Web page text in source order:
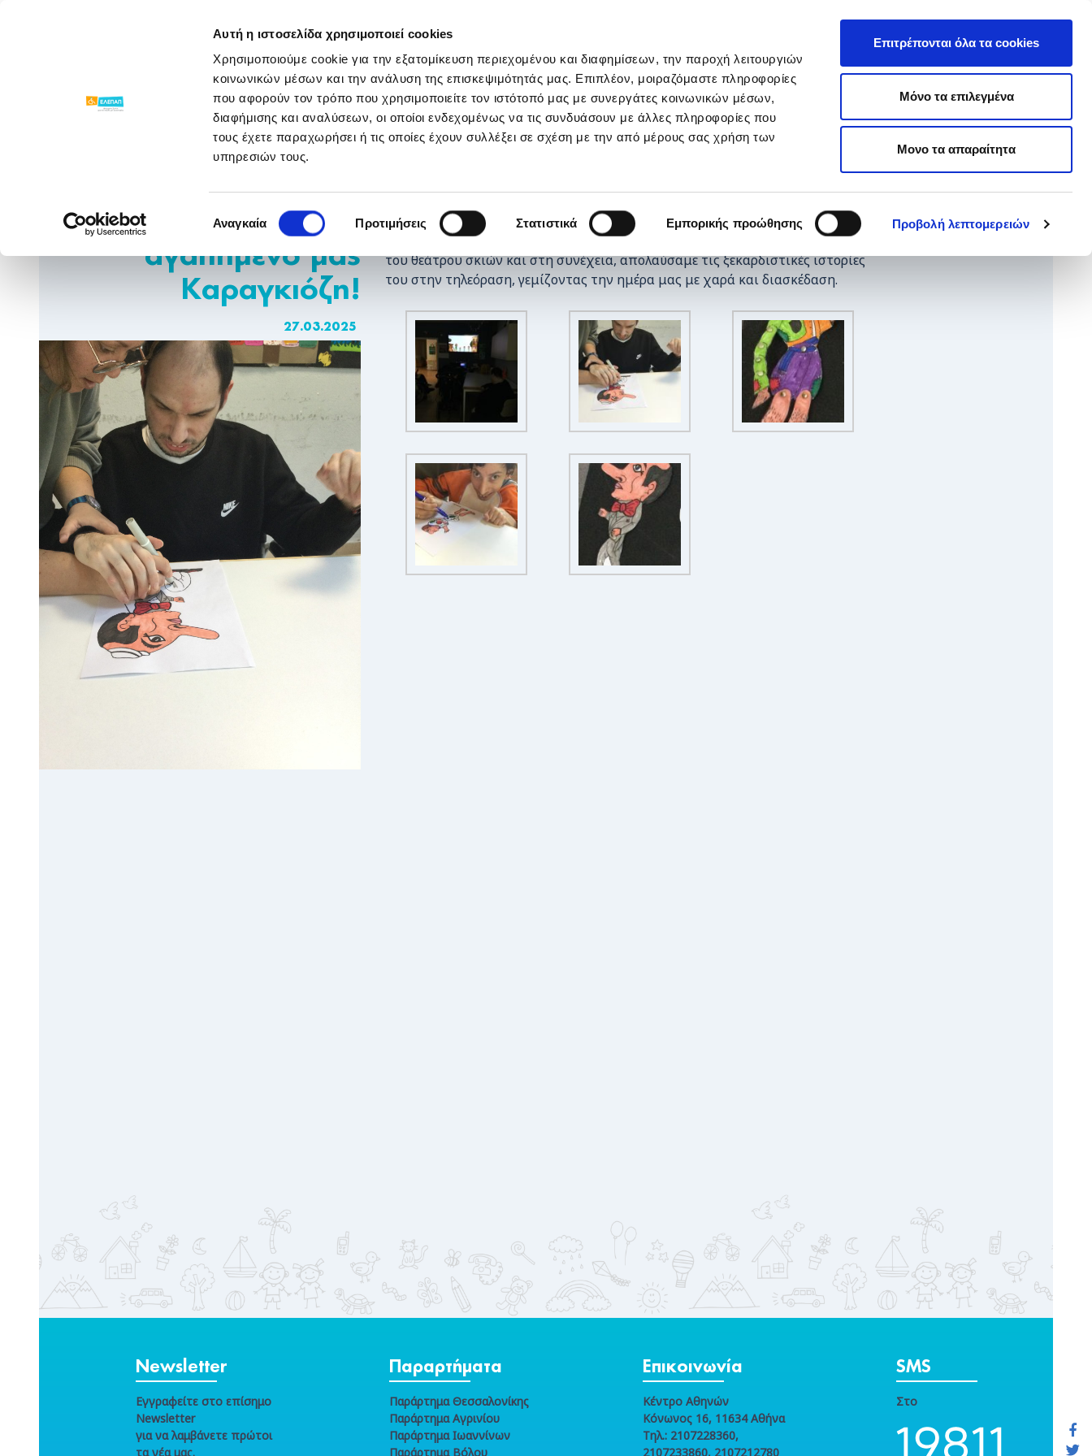
Αυτή η ιστοσελίδα χρησιμοποιεί cookies
Χρησιμοποιούμε cookie για την εξατομίκευση περιεχομένου και διαφημίσεων, την παροχή λειτουργιών
κοινωνικών μέσων και την ανάλυση της επισκεψιμότητάς μας. Επιπλέον, μοιραζόμαστε πληροφορίες
που αφορούν τον τρόπο που χρησιμοποιείτε τον ιστότοπό μας με συνεργάτες κοινωνικών μέσων,
διαφήμισης και αναλύσεων, οι οποίοι ενδεχομένως να τις συνδυάσουν με άλλες πληροφορίες που
τους έχετε παραχωρήσει ή τις οποίες έχουν συλλέξει σε σχέση με την από μέρους σας χρήση των
υπηρεσιών τους.
συγκατάθεσης
Αναγκαία Προτιμήσεις Στατιστικά Εμπορικής προώθησης Προβολή λεπτομερειών
Επιτρέπονται όλα τα cookies
Μόνο τα επιλεγμένα
Μονο τα απαραίτητα
ΓΝΩΡΙΣΕ ΜΑΣ ΠΡΟΓΡΑΜΜΑΤΑ ΣΤΗΡΙΞΕ ΜΑΣ
ΥΙΟΘΕΣΙΑ ΚΑΝΕ ΔΩΡΕΑ
Νέα Παραρτημάτων / Παγκόσμια Ημέρα Θεάτρου με τον αγαπημένο μας Καραγκιόζη!
Παγκόσμια Ημέρα
Θεάτρου με τον
αγαπημένο μας
Καραγκιόζη!
27.03.2025
Για την Παγκόσμια Ημέρα Θεάτρου, εμπνευστήκαμε από τον αγαπημένο μας
Καραγκιόζη! Δημιουργήσαμε τις δικές μας φιγούρες, δίνοντας ζωή στους ήρωες
του θεάτρου σκιών και στη συνέχεια, απολαύσαμε τις ξεκαρδιστικές ιστορίες
του στην τηλεόραση, γεμίζοντας την ημέρα μας με χαρά και διασκέδαση.
Newsletter
Εγγραφείτε στο επίσημο
Newsletter
για να λαμβάνετε πρώτοι
τα νέα μας.
Παραρτήματα
Παράρτημα Θεσσαλονίκης
Παράρτημα Αγρινίου
Παράρτημα Ιωαννίνων
Παράρτημα Βόλου
Επικοινωνία
Κέντρο Αθηνών
Κόνωνος 16, 11634 Αθήνα
Τηλ.: 2107228360,
2107233860, 2107212780
SMS
Στο
EΛ